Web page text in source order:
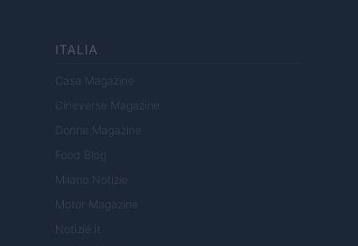
ITALIA
Casa Magazine
Cineverse Magazine
Donne Magazine
Food Blog
Milano Notizie
Motor Magazine
Notizie.it